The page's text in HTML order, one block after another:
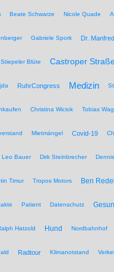
Beate Schwarze Nicole Quade
Gabriele Spork Dr.
Stiepeler Blüte Castroper
RuhrCongress Medizin
Christina Wiciok Tobias
Mietmängel Covid-19
Leo Bauer Dirk Steinbrecher
Timur Tropos Motors Ben
Patient Datenschutz
Hatzold Hund Nordbahnhof
Radtour Klimanotstand